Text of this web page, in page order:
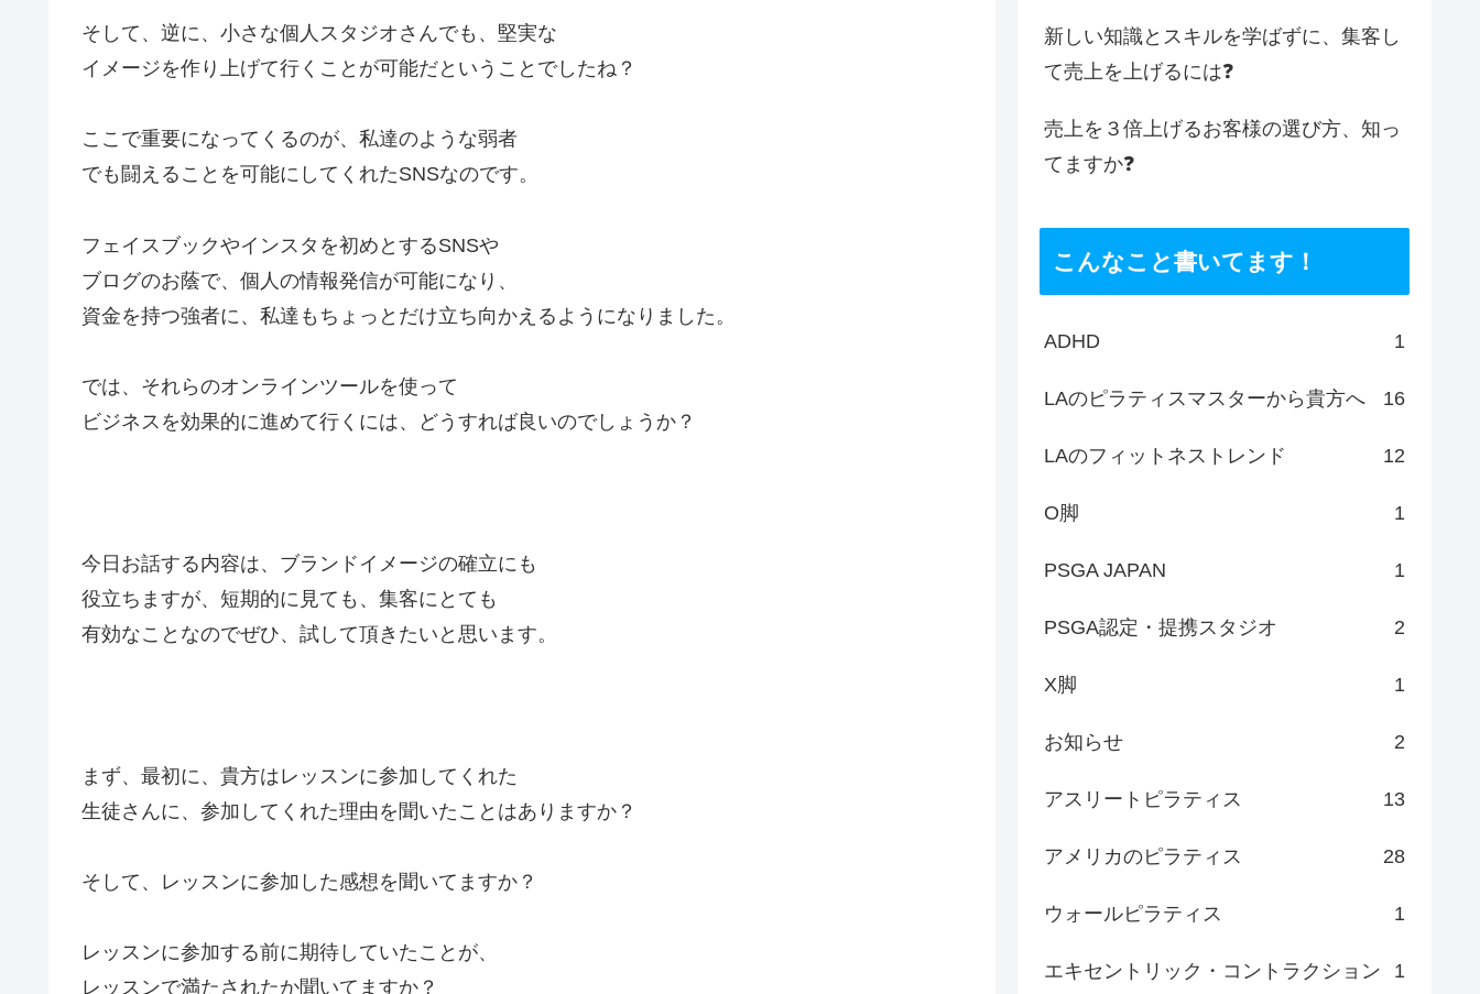
そして、逆に、小さな個人スタジオさんでも、堅実な
イメージを作り上げて行くことが可能だということでしたね？
ここで重要になってくるのが、私達のような弱者
でも闘えることを可能にしてくれたSNSなのです。
フェイスブックやインスタを初めとするSNSや
ブログのお蔭で、個人の情報発信が可能になり、
資金を持つ強者に、私達もちょっとだけ立ち向かえるようになりました。
では、それらのオンラインツールを使って
ビジネスを効果的に進めて行くには、どうすれば良いのでしょうか？
今日お話する内容は、ブランドイメージの確立にも
役立ちますが、短期的に見ても、集客にとても
有効なことなのでぜひ、試して頂きたいと思います。
まず、最初に、貴方はレッスンに参加してくれた
生徒さんに、参加してくれた理由を聞いたことはありますか？
そして、レッスンに参加した感想を聞いてますか？
レッスンに参加する前に期待していたことが、
レッスンで満たされたか聞いてますか？
新しい知識とスキルを学ばずに、集客し
て売上を上げるには❓
売上を３倍上げるお客様の選び方、知っ
てますか❓
こんなこと書いてます！
ADHD 1
LAのピラティスマスターから貴方へ 16
LAのフィットネストレンド 12
O脚 1
PSGA JAPAN 1
PSGA認定・提携スタジオ 2
X脚 1
お知らせ 2
アスリートピラティス 13
アメリカのピラティス 28
ウォールピラティス 1
エキセントリック・コントラクション 1